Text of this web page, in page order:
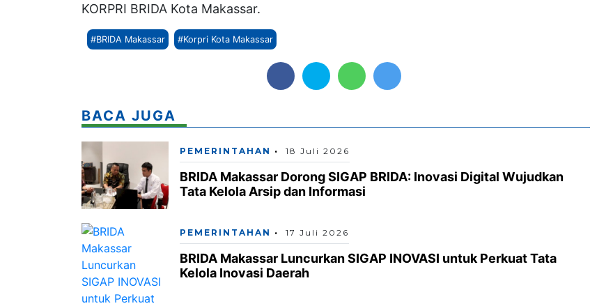
KORPRI BRIDA Kota Makassar.
#BRIDA Makassar #Korpri Kota Makassar
BACA JUGA
PEMERINTAHAN 18 Juli 2026
BRIDA Makassar Dorong SIGAP BRIDA: Inovasi Digital Wujudkan
Tata Kelola Arsip dan Informasi
PEMERINTAHAN 17 Juli 2026
BRIDA Makassar Luncurkan SIGAP INOVASI untuk Perkuat Tata
Kelola Inovasi Daerah